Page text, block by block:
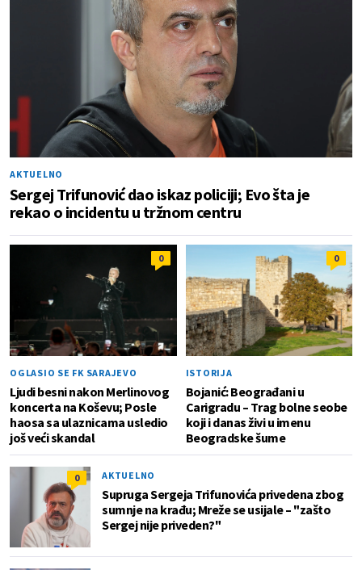
AKTUELNO
Sergej Trifunović dao iskaz policiji; Evo šta je
rekao o incidentu u tržnom centru
0
OGLASIO SE FK SARAJEVO
Ljudi besni nakon Merlinovog
koncerta na Koševu; Posle
haosa sa ulaznicama usledio
još veći skandal
0
ISTORIJA
Bojanić: Beograđani u
Carigradu – Тrag bolne seobe
koji i danas živi u imenu
Beogradske šume
0 AKTUELNO
Supruga Sergeja Trifunovića privedena zbog
sumnje na krađu; Mreže se usijale – "zašto
Sergej nije priveden?"